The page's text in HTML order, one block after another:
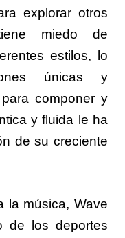
explorar otros
miedo de
estilos, lo
únicas y
componer y
y fluida le ha
de su creciente
la música, Wave
de los deportes